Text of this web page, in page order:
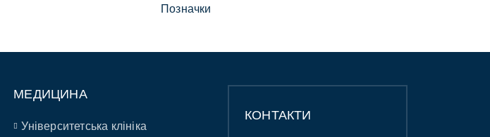
Позначки
МЕДИЦИНА
Університетська клініка
КОНТАКТИ